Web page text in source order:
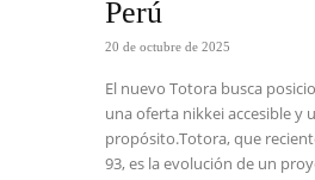
Perú
20 de octubre de 2025
El nuevo Totora busca
una oferta nikkei accesible y
propósito.Totora, que
93, es la evolución de un